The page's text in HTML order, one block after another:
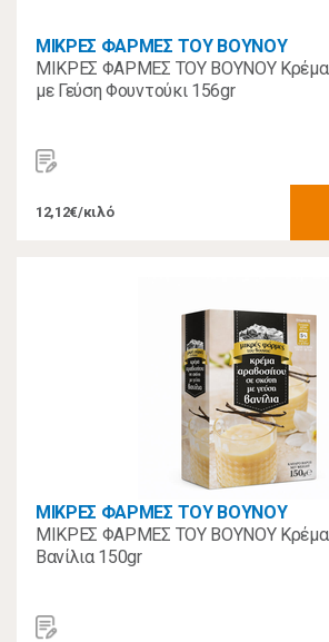
ΜΙΚΡΕΣ ΦΑΡΜΕΣ ΤΟΥ ΒΟΥΝΟΥ
ΜΙΚΡΕΣ ΦΑΡΜΕΣ ΤΟΥ ΒΟΥΝΟΥ Κρέμα
με Γεύση Φουντούκι 156gr
12,12€/κιλό
ΜΙΚΡΕΣ ΦΑΡΜΕΣ ΤΟΥ ΒΟΥΝΟΥ
ΜΙΚΡΕΣ ΦΑΡΜΕΣ ΤΟΥ ΒΟΥΝΟΥ Κρέμα
Βανίλια 150gr